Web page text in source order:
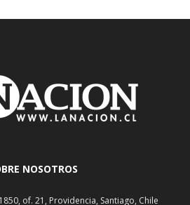
NOSOTROS
of. 21, Providencia, Santiago, Chile